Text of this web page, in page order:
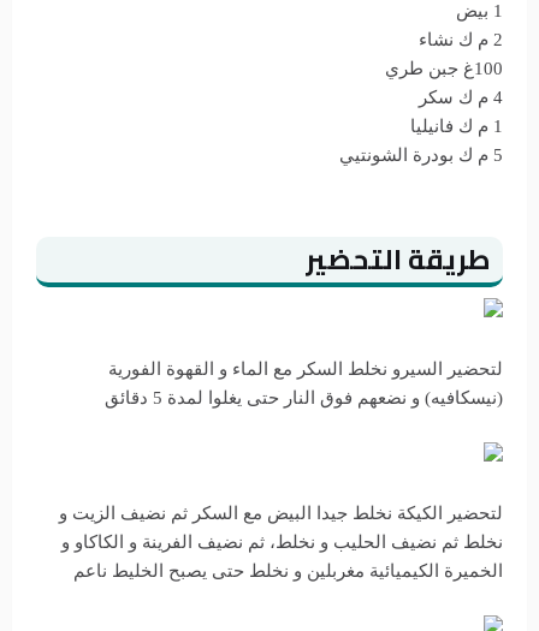
1 بيض
2 م ك نشاء
100غ جبن طري
4 م ك سكر
1 م ك فانيليا
5 م ك بودرة الشونتيي
طريقة التحضير
لتحضير السيرو نخلط السكر مع الماء و القهوة الفورية
(نيسكافيه) و نضعهم فوق النار حتى يغلوا لمدة 5 دقائق
لتحضير الكيكة نخلط جيدا البيض مع السكر ثم نضيف الزيت و
نخلط ثم نضيف الحليب و نخلط، ثم نضيف الفرينة و الكاكاو و
الخميرة الكيميائية مغربلين و نخلط حتى يصبح الخليط ناعم